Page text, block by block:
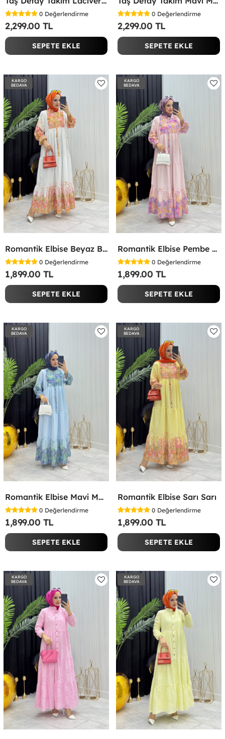
0 Değerlendirme
2,299.00 TL
SEPETE EKLE
0 Değerlendirme
2,299.00 TL
SEPETE EKLE
KARGO
BEDAVA
Romantik Elbise Beyaz Beyaz
0 Değerlendirme
1,899.00 TL
SEPETE EKLE
KARGO
BEDAVA
Romantik Elbise Pembe Pembe
0 Değerlendirme
1,899.00 TL
SEPETE EKLE
KARGO
BEDAVA
Romantik Elbise Mavi Mavi
0 Değerlendirme
1,899.00 TL
SEPETE EKLE
KARGO
BEDAVA
Romantik Elbise Sarı Sarı
0 Değerlendirme
1,899.00 TL
SEPETE EKLE
KARGO
BEDAVA
KARGO
BEDAVA